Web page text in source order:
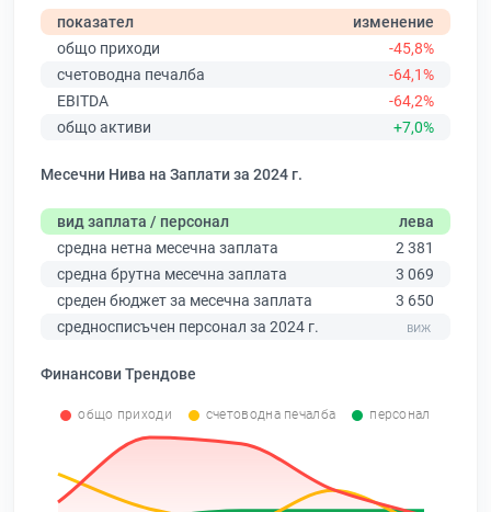
показател
изменение
общо приходи
-45,8%
счетоводна печалба
-64,1%
EBITDA
-64,2%
общо активи
+7,0%
Месечни Нива на Заплати за 2024 г.
вид заплата / персонал
лева
средна нетна месечна заплата
2 381
средна брутна месечна заплата
3 069
среден бюджет за месечна заплата
3 650
средносписъчен персонал за 2024 г.
Финансови Трендове
общо приходи счетоводна печалба персонал